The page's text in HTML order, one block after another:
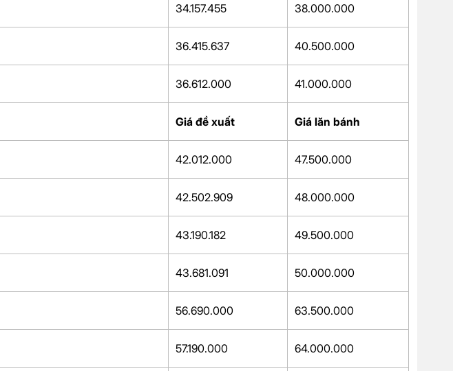
34.157.455 38.000.000
36.415.637 40.500.000
36.612.000 41.000.000
Giá đề xuất Giá lăn bánh
42.012.000 47.500.000
42.502.909 48.000.000
43.190.182 49.500.000
43.681.091 50.000.000
56.690.000 63.500.000
57.190.000 64.000.000